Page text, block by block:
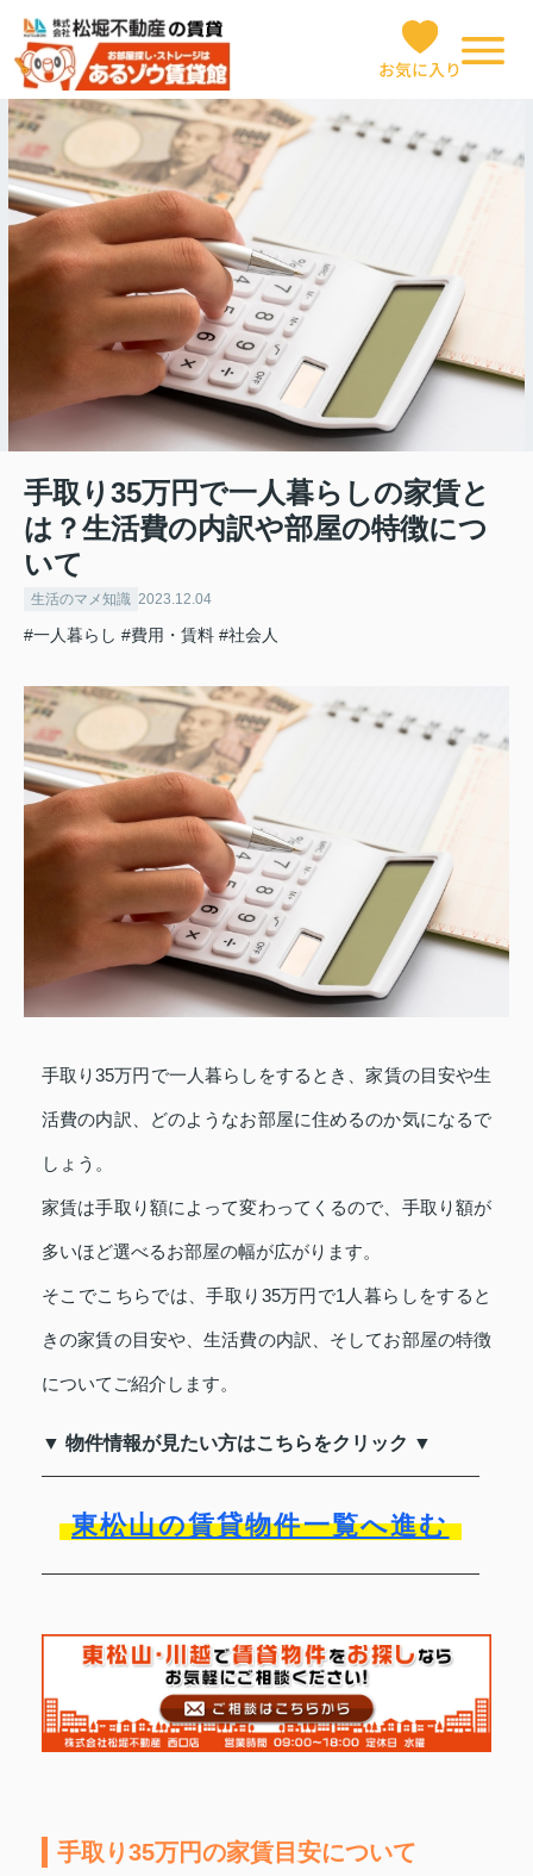
お気に入り
手取り35万円で一人暮らしの家賃と
は？生活費の内訳や部屋の特徴につ
いて
生活のマメ知識 2023.12.04
#一人暮らし #費用・賃料 #社会人
手取り35万円で一人暮らしをするとき、家賃の目安や生
活費の内訳、どのようなお部屋に住めるのか気になるで
しょう。
家賃は手取り額によって変わってくるので、手取り額が
多いほど選べるお部屋の幅が広がります。
そこでこちらでは、手取り35万円で1人暮らしをすると
きの家賃の目安や、生活費の内訳、そしてお部屋の特徴
についてご紹介します。
▼ 物件情報が見たい方はこちらをクリック ▼
東松山の賃貸物件一覧へ進む
手取り35万円の家賃目安について